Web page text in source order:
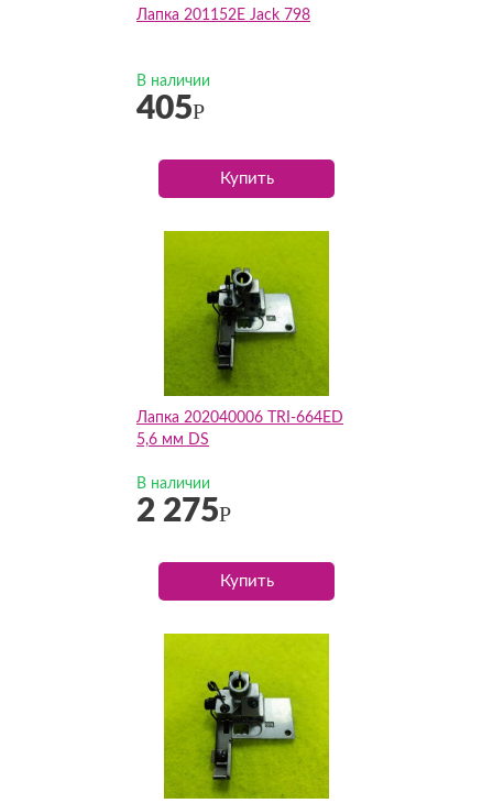
Лапка 201152E Jack 798
В наличии
405Р
Купить
Лапка 202040006 TRI-664ED
5,6 мм DS
В наличии
2 275Р
Купить